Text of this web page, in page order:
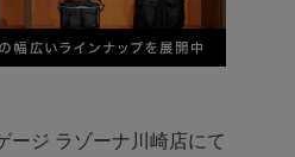
ージ ラゾーナ川崎店にて